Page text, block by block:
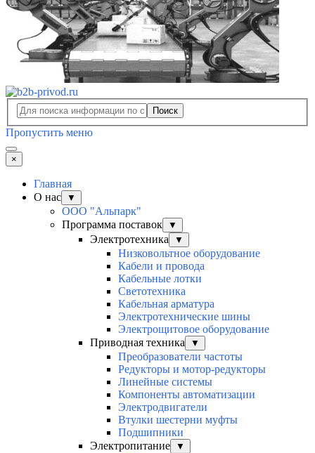
Поиск
Пропустить меню
×
Главная
О нас
▼
ООО "Альпарк"
Программа поставок
▼
Электротехника ▼
Низковольтное оборудование
Кабели и провода
Кабельные лотки
Светотехника
Кабельная арматура
Электротехнические шины
Электрощитовое оборудование
Приводная техника
▼
Преобразователи частоты
Редукторы и мотор-редукторы
Линейные системы
Компоненты автоматизации
Электродвигатели
Втулки шестерни муфты
Подшипники
Электропитание
▼